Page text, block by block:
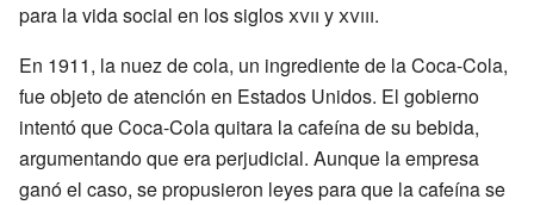
para la vida social en los siglosxvii yxviii.
En 1911, la nuez de cola, un ingrediente de la Coca-Cola,
fue objeto de atención en Estados Unidos. El gobierno
intentó que Coca-Cola quitara la cafeína de su bebida,
argumentando que era perjudicial. Aunque la empresa
ganó el caso, se propusieron leyes para que la cafeína se